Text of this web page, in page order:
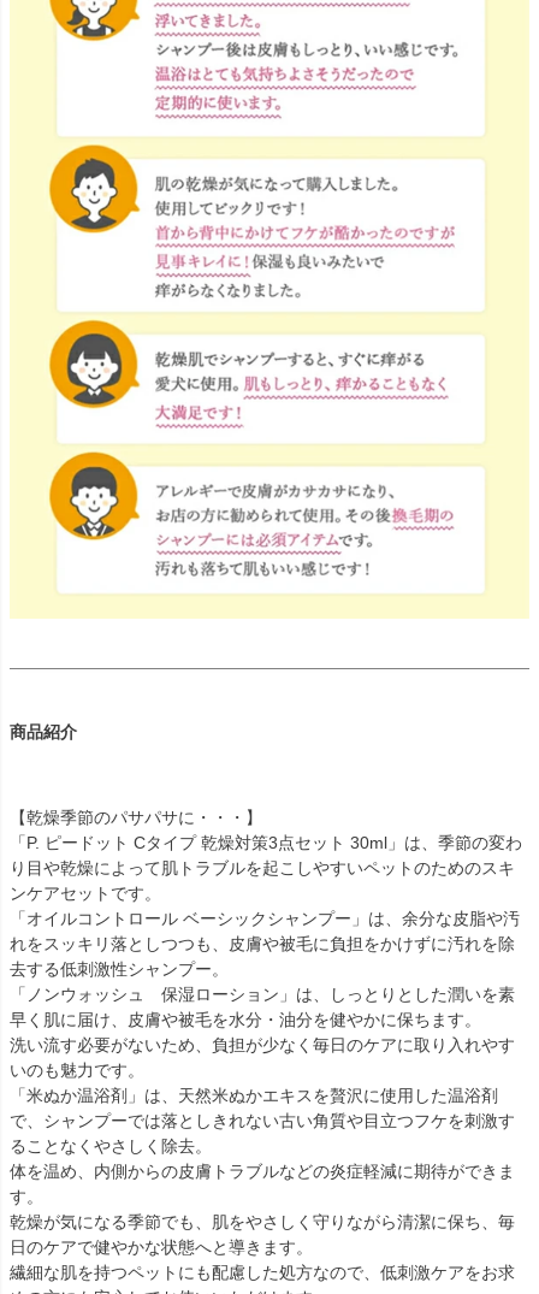
商品紹介
【乾燥季節のパサパサに・・・】
「P. ピードット Cタイプ 乾燥対策3点セット 30ml」は、季節の変わ
り目や乾燥によって肌トラブルを起こしやすいペットのためのスキ
ンケアセットです。
「オイルコントロール ベーシックシャンプー」は、余分な皮脂や汚
れをスッキリ落としつつも、皮膚や被毛に負担をかけずに汚れを除
去する低刺激性シャンプー。
「ノンウォッシュ 保湿ローション」は、しっとりとした潤いを素
早く肌に届け、皮膚や被毛を水分・油分を健やかに保ちます。
洗い流す必要がないため、負担が少なく毎日のケアに取り入れやす
いのも魅力です。
「米ぬか温浴剤」は、天然米ぬかエキスを贅沢に使用した温浴剤
で、シャンプーでは落としきれない古い角質や目立つフケを刺激す
ることなくやさしく除去。
体を温め、内側からの皮膚トラブルなどの炎症軽減に期待ができま
す。
乾燥が気になる季節でも、肌をやさしく守りながら清潔に保ち、毎
日のケアで健やかな状態へと導きます。
繊細な肌を持つペットにも配慮した処方なので、低刺激ケアをお求